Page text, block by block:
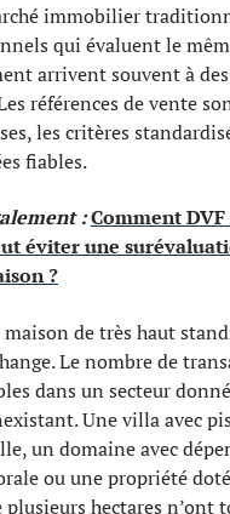
immobilier
qui évaluent le
arrivent souvent à
références de vente
les critères
fiables.
:Comment
éviter une
?
de très haut
Le nombre de
dans un secteur
Une villa avec
un domaine avec
ou une propriété
plusieurs hectares n’ont